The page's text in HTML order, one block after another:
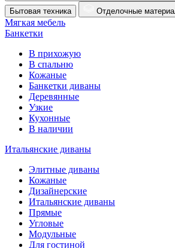
Бытовая техника
Отделочные
Мягкая мебель
Банкетки
В прихожую
В спальню
Кожаные
Банкетки диваны
Деревянные
Узкие
Кухонные
В наличии
Итальянские диваны
Элитные диваны
Кожаные
Дизайнерские
Итальянские диваны
Прямые
Угловые
Модульные
Для гостиной